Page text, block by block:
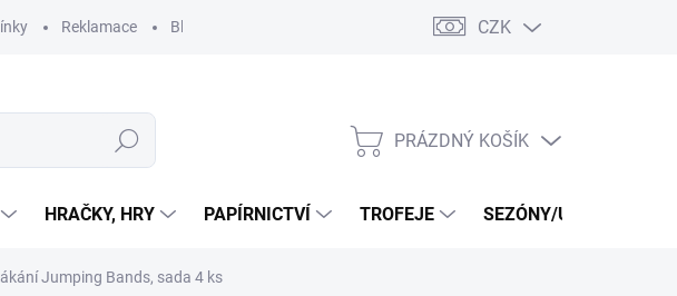
Reklamace Blog CZK
Hledat
NÁKUPNÍ
PRÁZDNÝ KOŠÍK
HRAČKY, HRY PAPÍRNICTVÍ TROFEJE SEZÓNY/UDÁLOSTI
Jumping Bands, sada 4 ks